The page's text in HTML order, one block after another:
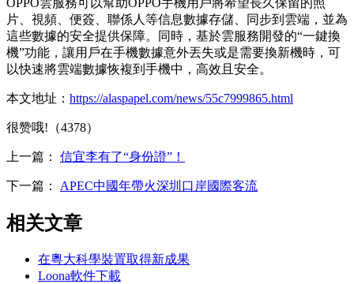
片、視頻、便簽、聯係人等信息數據存儲、同步到雲端，並為
這些數據的安全提供保障。同時，基於雲服務開發的“一鍵換
機”功能，讓用戶在手機數據意外丟失或是需要換新機時，可
以快速將雲端數據恢複到手機中，高效且安全。
本文地址： https://alaspapel.com/news/55c7999865.html
很赞哦!（4378）
上一篇： 信宜李有了“身份證”！
下一篇： APEC中國年帶火深圳口岸國際客流
相关文章
在粵大科學裝置取得新成果
Loona軟件下載